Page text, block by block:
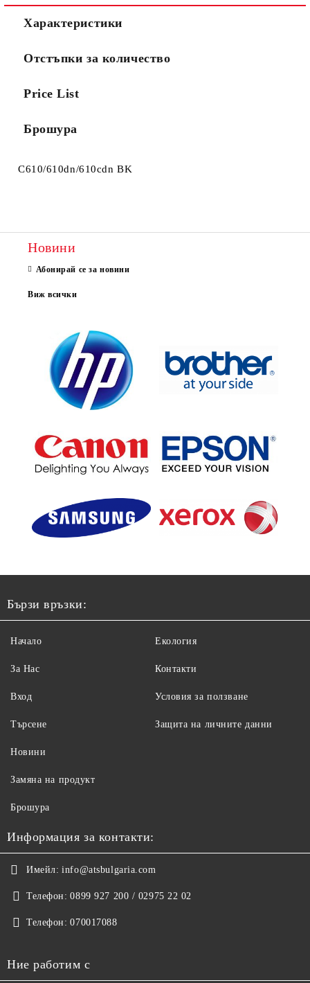
Характеристики
Отстъпки за количество
Price List
Брошура
C610/610dn/610cdn BK
Новини
Абонирай се за новини
Виж всички
Бързи връзки:
Начало
За Нас
Вход
Търсене
Екология
Контакти
Условия за ползване
Защита на личните данни
Новини
Замяна на продукт
Брошура
Информация за контакти:
Имейл: info@atsbulgaria.com
Телефон: 0899 927 200 / 02975 22 02
Телефон: 070017088
Ние работим с